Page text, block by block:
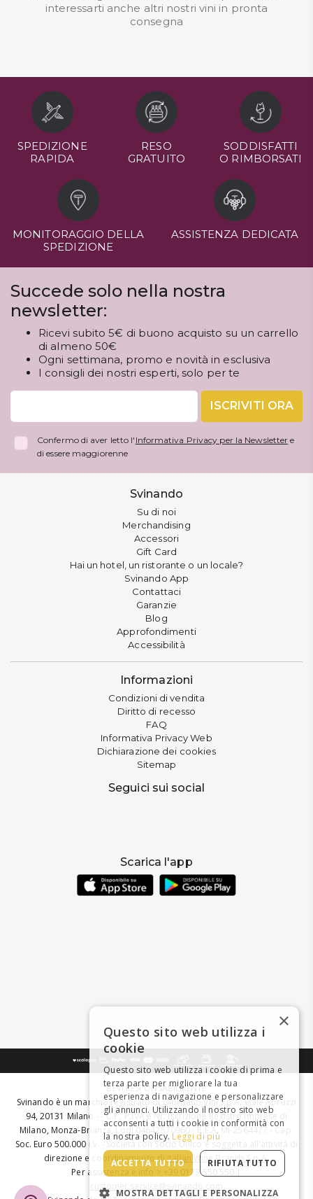
interessarti anche altri nostri vini in pronta
consegna
SPEDIZIONE
RAPIDA
RESO
GRATUITO
SODDISFATTI
O RIMBORSATI
MONITORAGGIO DELLA
SPEDIZIONE
ASSISTENZA DEDICATA
Succede solo nella nostra
newsletter:
Ricevi subito 5€ di buono acquisto su un carrello
di almeno 50€
Ogni settimana, promo e novità in esclusiva
I consigli dei nostri esperti, solo per te
ISCRIVITI ORA
Confermo di aver letto l' Informativa Privacy per la Newsletter e
di essere maggiorenne
Svinando
Su di noi
Merchandising
Accessori
Gift Card
Hai un hotel, un ristorante o un locale?
Svinando App
Contattaci
Garanzie
Blog
Approfondimenti
Accessibilità
Informazioni
Condizioni di vendita
Diritto di recesso
FAQ
Informativa Privacy Web
Dichiarazione dei cookies
Sitemap
Seguici sui social
Scarica l'app
BEVI RESPONSABILMENTE
Svinando è un marchio registrato di Giordano Vini S.p.A. Viale Abruzzi
94, 20131 Milano - - C.F., P.IVA e Nr. Iscrizione Registro Imprese di
Milano, Monza-Brianza, Lodi 04642870960 - R.E.A. MI-2564477 - Cap.
Soc. Euro 500.000 i.v. - Società con Socio Unico e soggetta all'attività di
direzione e coordinamento diItalian Wine Brands S.p.A.
Per assistenza e info > +39 0173 550 550 |
customer.service@svinando.com
×
Questo sito web utilizza i
cookie
Questo sito web utilizza i cookie di prima e
terza parte per migliorare la tua
esperienza di navigazione e personalizzare
gli annunci. Utilizzando il nostro sito web
acconsenti a tutti i cookie in conformità con
la nostra policy. Leggi di più
ACCETTA TUTTO RIFIUTA TUTTO
MOSTRA DETTAGLI E PERSONALIZZA